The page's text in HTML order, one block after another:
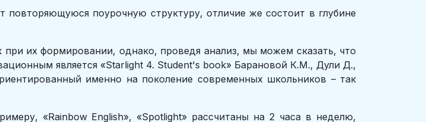
поурочную структуру, отличие же состоит в глубине
их формировании, однако, проведя анализ, мы можем сказать, что
является «Starlight 4. Student's book» Барановой К.М., Дули Д.,
именно на поколение современных школьников – так
«Rainbow English», «Spotlight» рассчитаны на 2 часа в неделю,